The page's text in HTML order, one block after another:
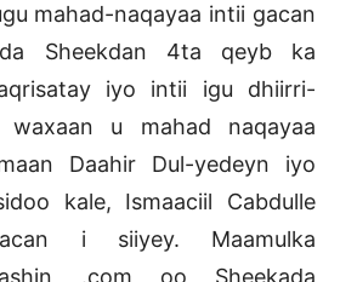
mahad-naqayaa intii gacan
Sheekdan 4ta qeyb ka
iyo intii igu dhiirri-
u mahad naqayaa
Daahir Dul-yedeyn iyo
kale, Ismaaciil Cabdulle
i siiyey. Maamulka
.com oo Sheekada